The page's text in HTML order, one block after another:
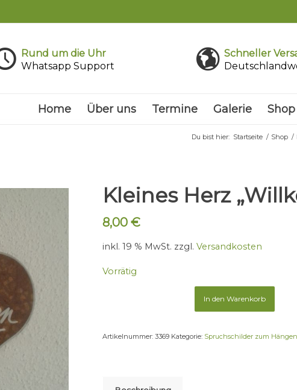
Rund um die Uhr
Whatsapp Support
Schneller
Home Über uns Termine Galerie Shop
Du bist hier: Startseite / Shop /
Kleines Herz
8,00€
inkl. 19 % MwSt. zzgl.Versandkosten
Vorrätig
In den Warenkorb
Artikelnummer:3369 Kategorie: Spruchschilder zum Hängen